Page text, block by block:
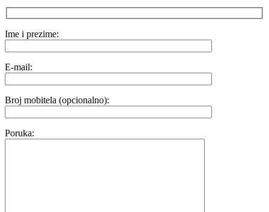
Ime i prezime:
E-mail:
Broj mobitela (opcionalno):
Poruka: